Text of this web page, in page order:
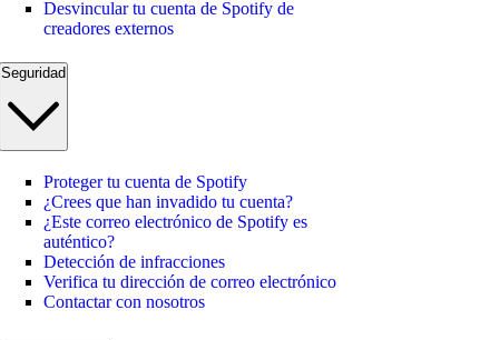
Desvincular tu cuenta de Spotify de
creadores externos
Seguridad
Proteger tu cuenta de Spotify
¿Crees que han invadido tu cuenta?
¿Este correo electrónico de Spotify es
auténtico?
Detección de infracciones
Verifica tu dirección de correo electrónico
Contactar con nosotros